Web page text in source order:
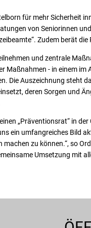
für mehr Sicherheit
von Seniorinnen
Zudem berät
und zentrale
Maßnahmen - in einem im
Die Auszeichnung steht
deren Sorgen und
„Präventionsrat“ in
ein umfangreiches Bild
zu können.“, so
Umsetzung mit